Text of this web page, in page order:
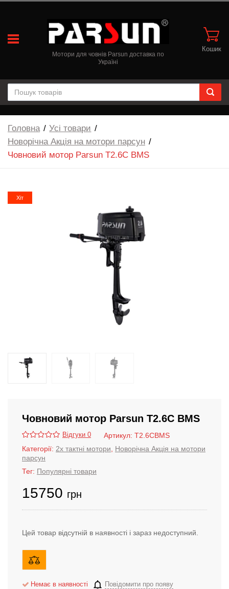
Мотори для човнів Parsun доставка по
Україні
Кошик
Головна
Усі товари
Новорічна Акція на мотори парсун
Човновий мотор Parsun T2.6С BMS
Хіт
Човновий мотор Parsun T2.6С BMS
Відгуки 0 Артикул: T2.6СBMS
Категорії: 2х тактні мотори
Новорічна Акція на мотори
парсун
Тег: Популярні товари
15750 грн
Цей товар відсутній в наявності і зараз недоступний.
Немає в наявності Повідомити про появу